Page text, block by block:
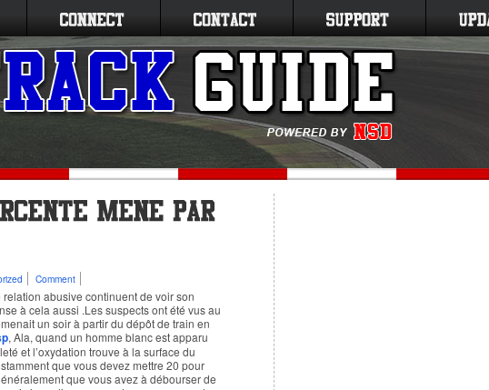
Comment
relation abusive continuent de voir son
à cela aussi .Les suspects ont été vus au
un soir à partir du dépôt de train en
, Ala, quand un homme blanc est apparu
et l’oxydation trouve à la surface du
que vous devez mettre 20 pour
que vous avez à débourser de